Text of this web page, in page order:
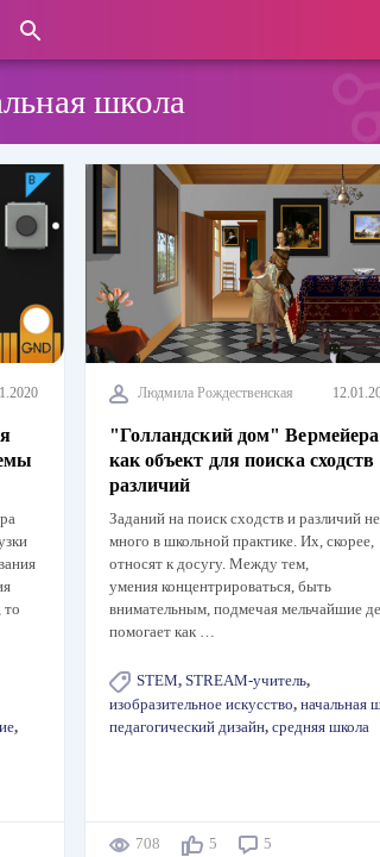
школа
то
,
Людмила Рождественская
"Голландский дом" Вермейера
как объект для поиска сходств
различий
Заданий на поиск сходств и различий
много в школьной практике. Их, скорее,
относят к досугу. Между тем,
умения концентрироваться, быть
внимательным, подмечая мельчайшие
помогает как …
STEM, STREAM-учитель,
изобразительное искусство, начальная
педагогический дизайн, средняя школа
708 5 5